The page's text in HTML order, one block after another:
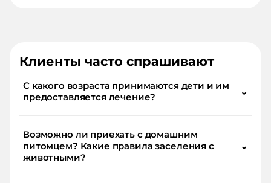
Клиенты часто спрашивают
С какого возраста принимаются дети и им
предоставляется лечение?
⌄
Возможно ли приехать с домашним
питомцем? Какие правила заселения с
животными?
⌄